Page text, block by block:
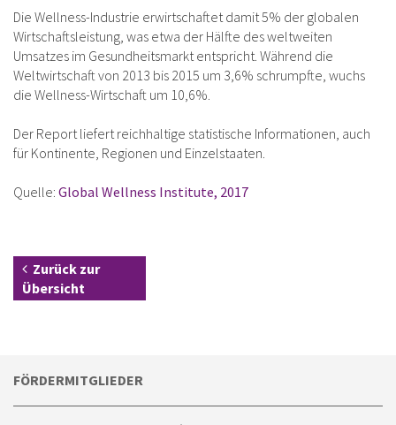
Die Wellness-Industrie erwirtschaftet damit 5% der globalen
Wirtschaftsleistung, was etwa der Hälfte des weltweiten
Umsatzes im Gesundheitsmarkt entspricht. Während die
Weltwirtschaft von 2013 bis 2015 um 3,6% schrumpfte, wuchs
die Wellness-Wirtschaft um 10,6%.
Der Report liefert reichhaltige statistische Informationen, auch
für Kontinente, Regionen und Einzelstaaten.
Quelle: Global Wellness Institute, 2017
Zurück zur
Übersicht
FÖRDERMITGLIEDER